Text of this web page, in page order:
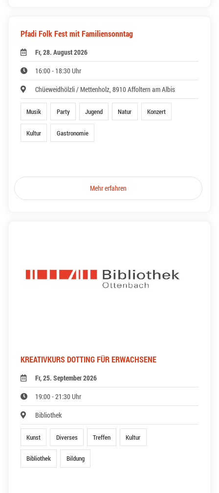
Pfadi Folk Fest mit Familiensonntag
Fr, 28. August 2026
16:00 - 18:30 Uhr
Chüeweidhölzli / Mettenholz, 8910 Affoltern am Albis
Musik Party Jugend Natur Konzert
Kultur Gastronomie
Mehr erfahren
KREATIVKURS DOTTING FÜR ERWACHSENE
Fr, 25. September 2026
19:00 - 21:30 Uhr
Bibliothek
Kunst Diverses Treffen Kultur
Bibliothek Bildung